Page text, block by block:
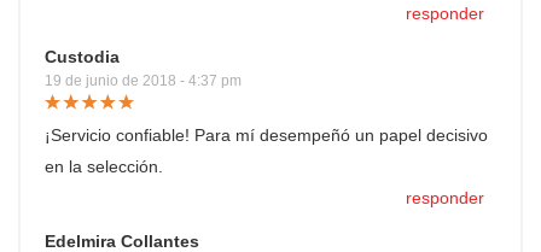
responder
Custodia
19 de junio de 2018 - 4:37 pm
¡Servicio confiable! Para mí desempeñó un papel decisivo
en la selección.
responder
Edelmira Collantes